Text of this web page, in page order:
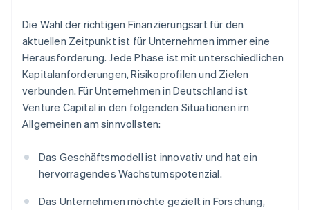
Die Wahl der richtigen Finanzierungsart für den
aktuellen Zeitpunkt ist für Unternehmen immer eine
Herausforderung. Jede Phase ist mit unterschiedlichen
Kapitalanforderungen, Risikoprofilen und Zielen
verbunden. Für Unternehmen in Deutschland ist
Venture Capital in den folgenden Situationen im
Allgemeinen am sinnvollsten:
Das Geschäftsmodell ist innovativ und hat ein
hervorragendes Wachstumspotenzial.
Das Unternehmen möchte gezielt in Forschung,